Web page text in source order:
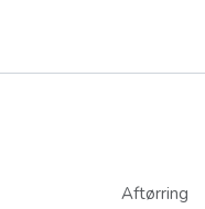
Aftørring